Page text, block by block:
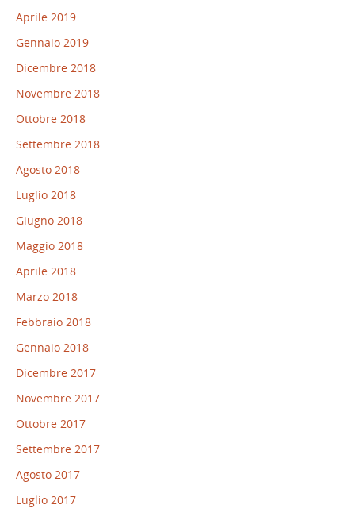
Aprile 2019
Gennaio 2019
Dicembre 2018
Novembre 2018
Ottobre 2018
Settembre 2018
Agosto 2018
Luglio 2018
Giugno 2018
Maggio 2018
Aprile 2018
Marzo 2018
Febbraio 2018
Gennaio 2018
Dicembre 2017
Novembre 2017
Ottobre 2017
Settembre 2017
Agosto 2017
Luglio 2017